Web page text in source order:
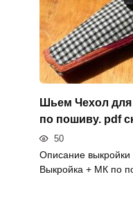
Шьем Чехол
по пошиву. pdf
50
Описание
Выкройка + МК по